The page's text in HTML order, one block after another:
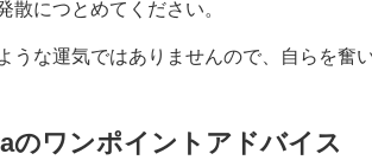
散につとめてください。
うな運気ではありませんので、自らを奮
のワンポイントアドバイス